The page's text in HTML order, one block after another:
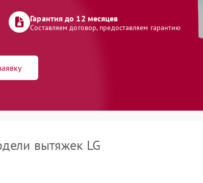
Гарантия до 12 месяцев
Составляем договор, предоставляем гарантию
вытяжек LG